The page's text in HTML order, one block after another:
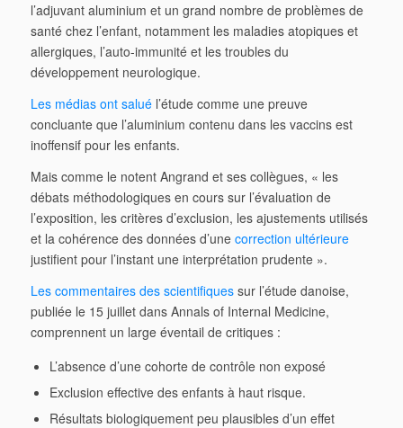
l’adjuvant aluminium et un grand nombre de problèmes de
santé chez l’enfant, notamment les maladies atopiques et
allergiques, l’auto-immunité et les troubles du
développement neurologique.
Les médias ont saluél’étude comme une preuve
concluante que l’aluminium contenu dans les vaccins est
inoffensif pour les enfants.
Mais comme le notent Angrand et ses collègues, « les
débats méthodologiques en cours sur l’évaluation de
l’exposition, les critères d’exclusion, les ajustements utilisés
et la cohérence des données d’une correction ultérieure
justifient pour l’instant une interprétation prudente ».
Les commentaires des scientifiquessur l’étude danoise,
publiée le 15 juillet dans Annals of Internal Medicine,
comprennent un large éventail de critiques :
L’absence d’une cohorte de contrôle non exposé
Exclusion effective des enfants à haut risque.
Résultats biologiquement peu plausibles d’un effet